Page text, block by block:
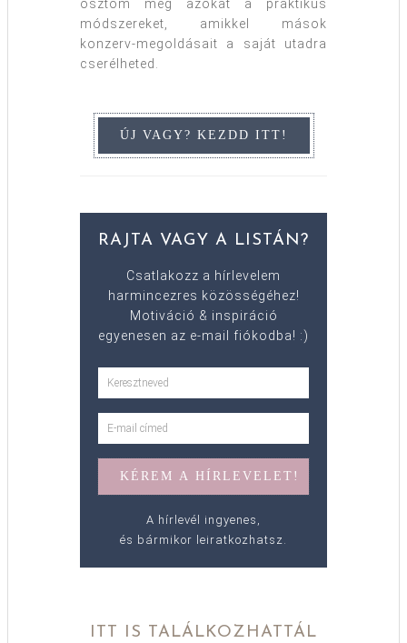
osztom meg azokat a praktikus
módszereket, amikkel mások
konzerv-megoldásait a saját utadra
cserélheted.
RAJTA VAGY A LISTÁN?
Csatlakozz a hírlevelem
harmincezres közösségéhez!
Motiváció & inspiráció
egyenesen az e-mail fiókodba! :)
A hírlevél ingyenes,
és bármikor leiratkozhatsz.
ITT IS TALÁLKOZHATTÁL